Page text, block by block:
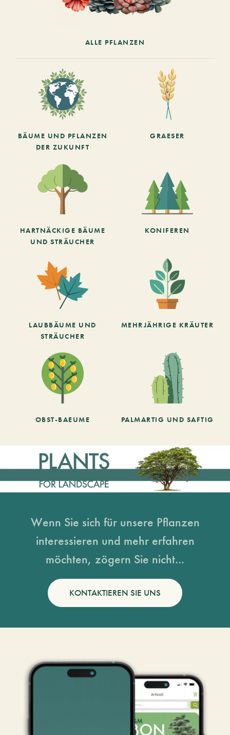
ALLE PFLANZEN
BÄUME UND PFLANZEN
DER ZUKUNFT
GRAESER
HARTNÄCKIGE BÄUME
UND STRÄUCHER
KONIFEREN
LAUBBÄUME UND
STRÄUCHER
MEHRJÄHRIGE KRÄUTER
OBST-BAEUME PALMARTIG UND SAFTIG
Wenn Sie sich für unsere Pflanzen
interessieren und mehr erfahren
möchten, zögern Sie nicht...
KONTAKTIEREN SIE UNS